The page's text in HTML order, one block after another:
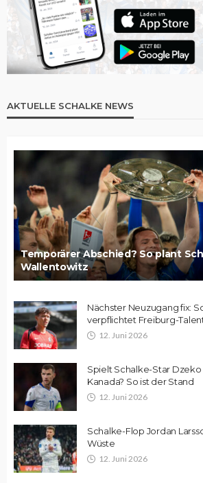
AKTUELLE SCHALKE NEWS
Temporärer Abschied? So plant
Wallentowitz
Nächster Neuzugang fix:
verpflichtet Freiburg-
12. Juni 2026
Spielt Schalke-Star
Kanada? So ist der Stand
12. Juni 2026
Schalke-Flop Jordan
Wüste
12. Juni 2026